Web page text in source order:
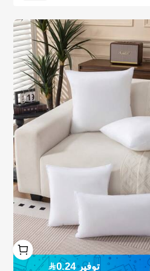
انزلاق، للأولاد
توفير 0.24
المنسوجات المنزلية
1
1